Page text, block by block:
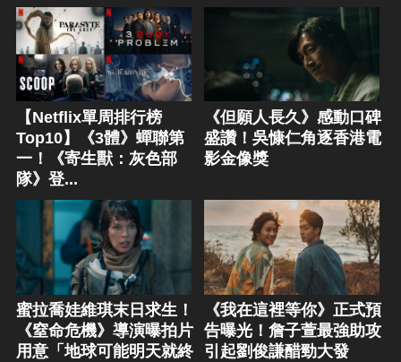
【Netflix單周排行榜
Top10】《3體》蟬聯第
一！《寄生獸：灰色部
隊》登...
《但願人長久》感動口碑
盛讚！吳慷仁角逐香港電
影金像獎
蜜拉喬娃維琪末日求生！
《窒命危機》導演曝拍片
用意「地球可能明天就終
《我在這裡等你》正式預
告曝光！詹子萱最強助攻
引起劉俊謙醋勁大發